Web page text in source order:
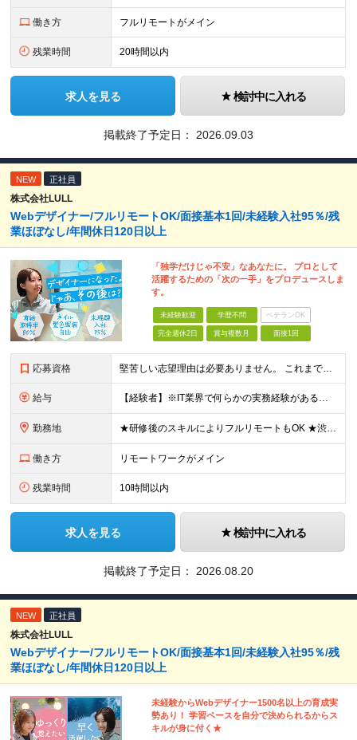
働き方 フルリモートがメイン
残業時間 20時間以内
求人を見る 検討中に入れる
掲載終了予定日： 2026.09.03
NEW 正社員
株式会社LULL
Webデザイナー/フルリモートOK/面接基本1回/未経験入社95％/残
業ほぼなし/年間休日120日以上
「独学だけじゃ不安」なあなたに。 プロとして
活躍するための「次の一手」をプロデュースしま
す。
未経験歓迎 学歴不問 ベテランOK
完全週休2日 賞与複数月 面接1回
応募資格 堅苦しい志望理由は必要ありません。 これまでの経験や経歴よりも、私たちは“これから”を重視します。 ★学歴・経歴不問 ★完全未経験OK ★社会人デビュー歓迎 ★第二新卒OK ＼当てはまる方はぜひご
給与 【経験者】※IT業界で何らかの実務経験がある方 月給35万円～＋業績賞与＋交通費＋各種手当 ※固定残業代（30時間分／6万6,610円～）を含む。超過分は追加支給。 能力やスキルを考慮し、初任給を決定
勤務地 ★研修後のスキルによりフルリモートもOK ★渋谷駅徒歩2分！100席の新しいコワーキングスペース完備 ★本社、東京都、神奈川県、埼玉県、千葉県などのプロジェクト先 【本社】 東京都渋谷区渋谷3-10
働き方 リモートワークがメイン
残業時間 10時間以内
求人を見る 検討中に入れる
掲載終了予定日： 2026.08.20
NEW 正社員
株式会社LULL
Webデザイナー/フルリモートOK/面接基本1回/未経験入社95％/残
業ほぼなし/年間休日120日以上
未経験からWebデザイナー1500名以上の育成実
勢あり！ 学習ペースを自分で決められるからス
キルが身に付く★